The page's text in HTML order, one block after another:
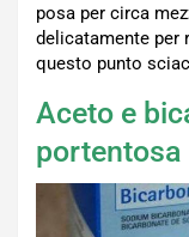
posa per circa
delicatamente per
questo punto
Aceto e
portentosa